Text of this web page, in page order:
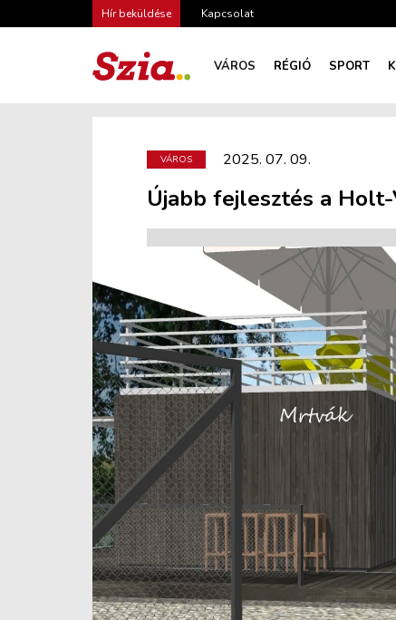
Hír beküldése Kapcsolat
VÁROS RÉGIÓ SPORT
VÁROS 2025. 07. 09.
Újabb fejlesztés a